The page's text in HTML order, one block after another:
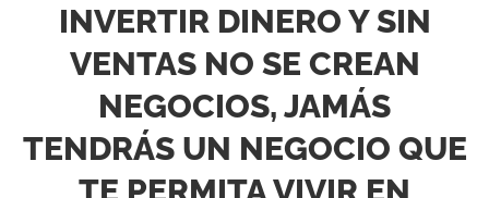
INVERTIR DINERO Y SIN
VENTAS NO SE CREAN
NEGOCIOS, JAMÁS
TENDRÁS UN NEGOCIO QUE